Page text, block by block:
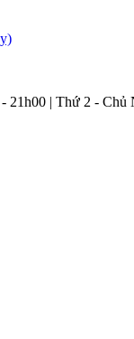
21h00 | Thứ 2 - Chủ